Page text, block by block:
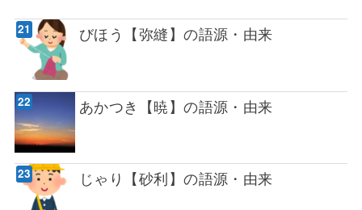
びほう【弥縫】の語源・由来
あかつき【暁】の語源・由来
じゃり【砂利】の語源・由来